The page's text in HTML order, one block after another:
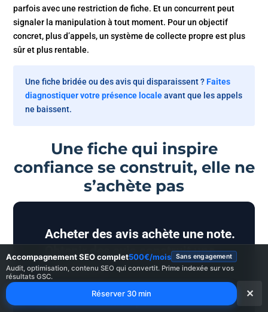
Accompagnement SEO complet500€/mois Sans engagement
Audit, optimisation, contenu SEO qui convertit. Prime indexée sur vos
résultats GSC.
Réserver 30 min ✕
parfois avec une restriction de fiche. Et un concurrent peut
signaler la manipulation à tout moment. Pour un objectif
concret, plus d’appels, un système de collecte propre est plus
sûr et plus rentable.
Une fiche bridée ou des avis qui disparaissent ?Faites
diagnostiquer votre présence localeavant que les appels
ne baissent.
Une fiche qui inspire
confiance se construit, elle ne
s’achète pas
“
Acheter des avis achète une note.
Obtenir des avis construit une
réputation.
La première s’effondre au premier filtre. La seconde se